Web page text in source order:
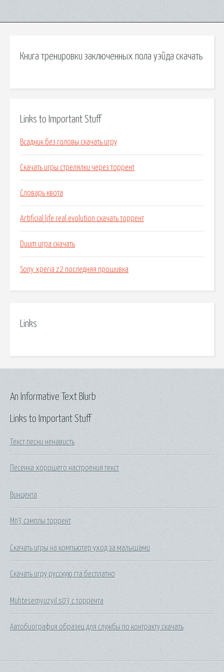
Книга тренировки заключенных пола уэйда скачать
Links to Important Stuff
Всадник без головы скачать игру
Скачать игры стрелялки через торрент
Словарь квота
Artificial life real evolution скачать торрент
Duum игра скачать
Sony xperia z2 последняя прошивка
Links
Links to Important Stuff
Текст песни ненависть
Песенка хорошего настроения текст
Винцента
Мп3 сэмплы торрент
Скачать игры на компьютер уход за малышами
Скачать игру русскую гта бесплатно
Muhtesemyuzyil s03 с торрента
Автобиография образец для службы по контракту скачать
An Informative Text Blurb